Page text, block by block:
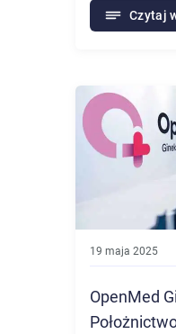
medyczne.
Czytaj
19 maja 2025
OpenMed